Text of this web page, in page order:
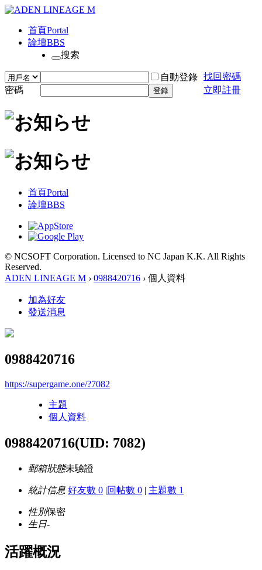
首頁Portal
論壇BBS
搜索
自動登錄 找回密碼
密碼
登錄 立即註冊
首頁Portal
論壇BBS
© NCSOFT Corporation. Licensed to NC Japan K.K. All Rights
Reserved.
ADEN LINEAGE M › 0988420716 › 個人資料
加為好友
發送消息
0988420716
https://supergame.one/?7082
主題
個人資料
0988420716(UID: 7082)
郵箱狀態未驗證
統計信息 好友數 0 |回帖數 0 | 主題數 1
性別保密
生日-
活躍概況